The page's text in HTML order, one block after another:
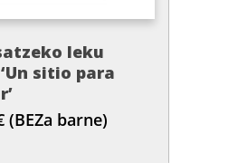
leku
sitio para
(BEZa barne)